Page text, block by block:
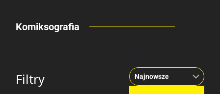
Komiksografia
Filtry